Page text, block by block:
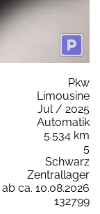
Pkw
Limousine
Jul / 2025
Automatik
5.534 km
5
Schwarz
Zentrallager
ab ca. 10.08.2026
132799